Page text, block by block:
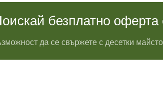
безплатно оферта
да се свържете с десетки